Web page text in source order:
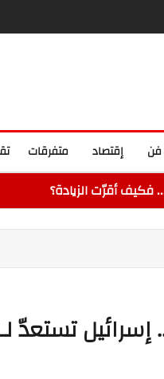
متفرقات إقتصاد فن
تستعدّ